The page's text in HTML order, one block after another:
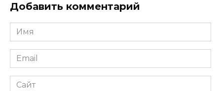
Добавить комментарий
Имя
*
Email
*
Сайт